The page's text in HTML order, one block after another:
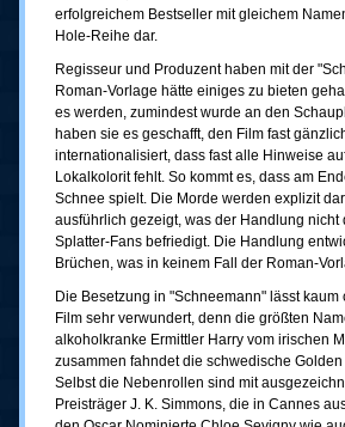
erfolgreichem Bestseller mit gleichem
Hole-Reihe dar.
Regisseur und Produzent haben mit der
Roman-Vorlage hätte einiges zu bieten
es werden, zumindest wurde an den
haben sie es geschafft, den Film fast
internationalisiert, dass fast alle Hinweise
Lokalkolorit fehlt. So kommt es, dass am
Schnee spielt. Die Morde werden explizit
ausführlich gezeigt, was der Handlung
Splatter-Fans befriedigt. Die Handlung
Brüchen, was in keinem Fall der Roman-
Die Besetzung in "Schneemann" lässt
Film sehr verwundert, denn die größten
alkoholkranke Ermittler Harry vom irischen
zusammen fahndet die schwedische
Selbst die Nebenrollen sind mit
Preisträger J. K. Simmons, die in Cannes